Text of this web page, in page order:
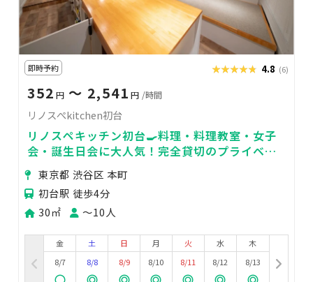
即時予約 ★★★★★
★★★★★ 4.8 (6)
352 円 〜 2,541 円 /時間
リノスぺkitchen初台
リノスペキッチン初台🍳料理・料理教室・女子
会・誕生日会に大人気！完全貸切のプライベー
トスペースで楽しもう
東京都 渋谷区 本町
初台駅 徒歩4分
30㎡
〜10人
金
8/7
土
8/8
日
8/9
月
8/10
火
8/11
水
8/12
木
8/13